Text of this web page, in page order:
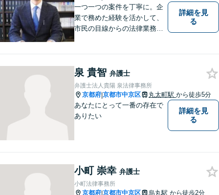
一つ一つの案件を丁寧に。企
業で務めた経験を活かして、
市民の目線からの法律業務を
詳細を見
る
泉 貴智 弁護士
弁護士法人貴陽 泉法律事務所
京都府|京都市中京区 丸太町駅 から徒歩5分
あなたにとって一番の存在で
ありたい
詳細を見
る
小町 崇幸 弁護士
小町法律事務所
京都府|京都市中京区 烏丸駅 から徒歩2分